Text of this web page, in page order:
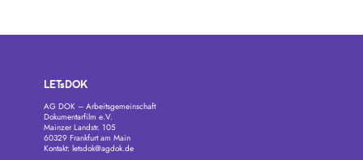
LETsDOK
AG DOK – Arbeitsgemeinschaft
Dokumentarfilm e.V.
Mainzer Landstr. 105
60329 Frankfurt am Main
Kontakt: letsdok@agdok.de